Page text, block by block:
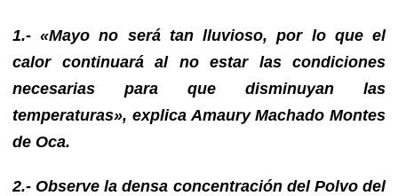
1.- «Mayo no será tan lluvioso, por lo que el
calor continuará al no estar las condiciones
necesarias para que disminuyan las
temperaturas», explica Amaury Machado Montes
de Oca.
2.- Observe la densa concentración del Polvo del